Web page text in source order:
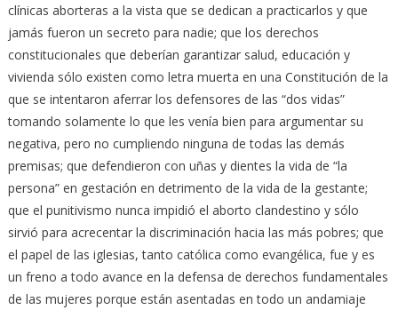
clínicas aborteras a la vista que se dedican a practicarlos y que
jamás fueron un secreto para nadie; que los derechos
constitucionales que deberían garantizar salud, educación y
vivienda sólo existen como letra muerta en una Constitución de la
que se intentaron aferrar los defensores de las “dos vidas”
tomando solamente lo que les venía bien para argumentar su
negativa, pero no cumpliendo ninguna de todas las demás
premisas; que defendieron con uñas y dientes la vida de “la
persona” en gestación en detrimento de la vida de la gestante;
que el punitivismo nunca impidió el aborto clandestino y sólo
sirvió para acrecentar la discriminación hacia las más pobres; que
el papel de las iglesias, tanto católica como evangélica, fue y es
un freno a todo avance en la defensa de derechos fundamentales
de las mujeres porque están asentadas en todo un andamiaje